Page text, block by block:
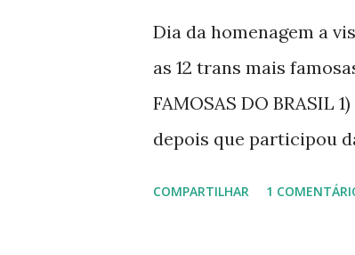
Dia da homenagem a
as 12 trans mais
FAMOSAS DO BRASIL
depois que participou
COMPARTILHAR 1